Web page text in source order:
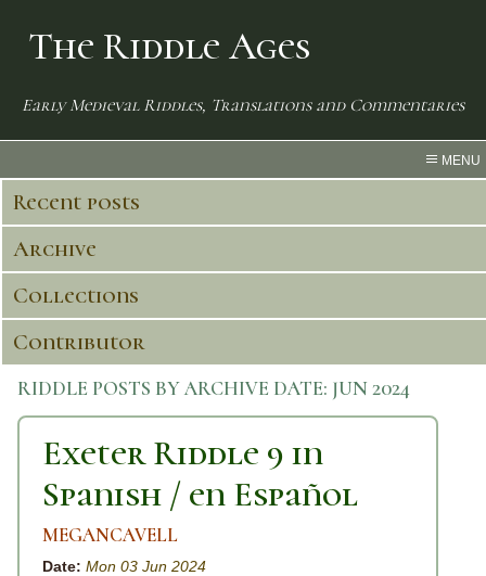
The Riddle Ages
Early Medieval Riddles, Translations and Commentaries
MENU
Recent posts
Archive
Collections
Contributor
RIDDLE POSTS BY ARCHIVE DATE: JUN 2024
Exeter Riddle 9 in
Spanish / en Español
MEGANCAVELL
Date: Mon 03 Jun 2024